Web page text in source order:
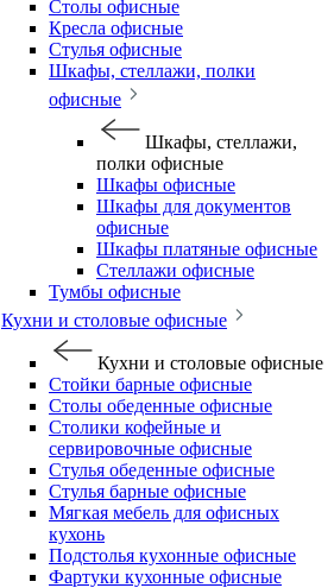
Столы офисные
Кресла офисные
Стулья офисные
Шкафы, стеллажи, полки
офисные
Шкафы, стеллажи,
полки офисные
Шкафы офисные
Шкафы для документов
офисные
Шкафы платяные офисные
Стеллажи офисные
Тумбы офисные
Кухни и столовые офисные
Кухни и столовые офисные
Стойки барные офисные
Столы обеденные офисные
Столики кофейные и
сервировочные офисные
Стулья обеденные офисные
Стулья барные офисные
Мягкая мебель для офисных
кухонь
Подстолья кухонные офисные
Фартуки кухонные офисные